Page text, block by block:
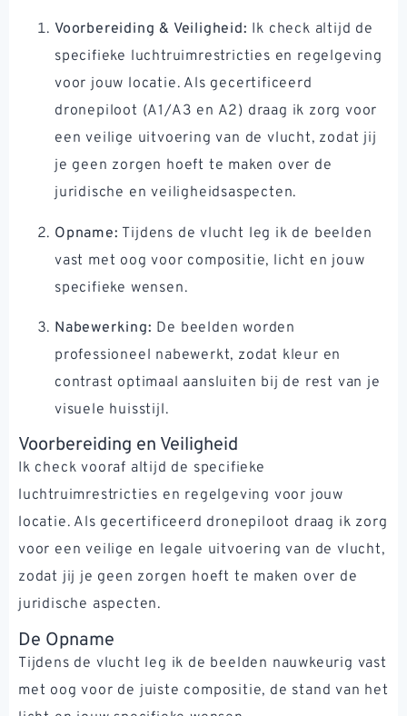
Voorbereiding & Veiligheid: Ik check altijd de
specifieke luchtruimrestricties en regelgeving
voor jouw locatie. Als gecertificeerd
dronepiloot (A1/A3 en A2) draag ik zorg voor
een veilige uitvoering van de vlucht, zodat jij
je geen zorgen hoeft te maken over de
juridische en veiligheidsaspecten.
Opname: Tijdens de vlucht leg ik de beelden
vast met oog voor compositie, licht en jouw
specifieke wensen.
Nabewerking: De beelden worden
professioneel nabewerkt, zodat kleur en
contrast optimaal aansluiten bij de rest van je
visuele huisstijl.
Voorbereiding en Veiligheid
Ik check vooraf altijd de specifieke
luchtruimrestricties en regelgeving voor jouw
locatie. Als gecertificeerd dronepiloot draag ik zorg
voor een veilige en legale uitvoering van de vlucht,
zodat jij je geen zorgen hoeft te maken over de
juridische aspecten.
De Opname
Tijdens de vlucht leg ik de beelden nauwkeurig vast
met oog voor de juiste compositie, de stand van het